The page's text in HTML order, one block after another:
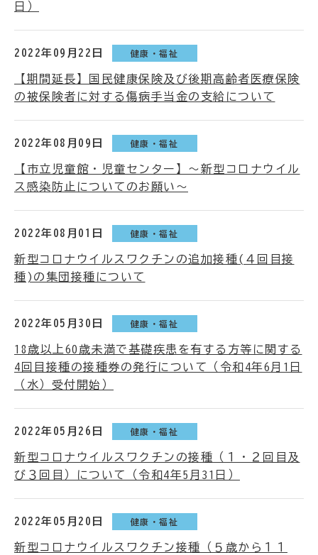
日）
2022年09月22日 健康・福祉
【期間延長】国民健康保険及び後期高齢者医療保険
の被保険者に対する傷病手当金の支給について
2022年08月09日 健康・福祉
【市立児童館・児童センター】～新型コロナウイル
ス感染防止についてのお願い～
2022年08月01日 健康・福祉
新型コロナウイルスワクチンの追加接種(４回目接
種)の集団接種について
2022年05月30日 健康・福祉
18歳以上60歳未満で基礎疾患を有する方等に関する
4回目接種の接種券の発行について（令和4年6月1日
（水）受付開始）
2022年05月26日 健康・福祉
新型コロナウイルスワクチンの接種（１・２回目及
び３回目）について（令和4年5月31日）
2022年05月20日 健康・福祉
新型コロナウイルスワクチン接種（５歳から１１